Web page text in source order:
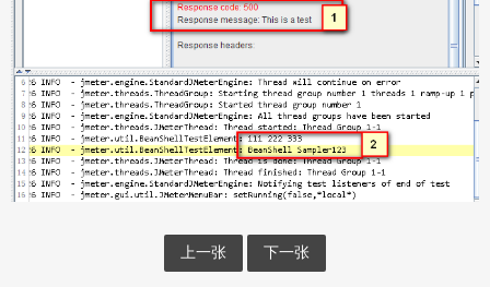
上一张 下一张